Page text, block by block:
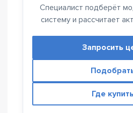
Специалист подберёт
систему и рассчитает
Запросить
Где купить